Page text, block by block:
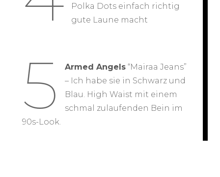
Polka Dots einfach richtig
gute Laune macht
5 Armed Angels “Mairaa Jeans”
– Ich habe sie in Schwarz und
Blau. High Waist mit einem
schmal zulaufenden Bein im
90s-Look.